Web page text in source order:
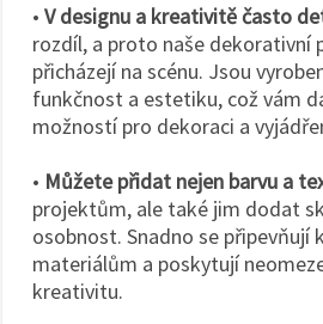
• V designu a kreativitě často
rozdíl, a proto naše dekorativní
přicházejí na scénu. Jsou
funkčnost a estetiku, což vám
možností pro dekoraci a
• Můžete přidat nejen barvu a
projektům, ale také jim dodat
osobnost. Snadno se připevňují
materiálům a poskytují
kreativitu.